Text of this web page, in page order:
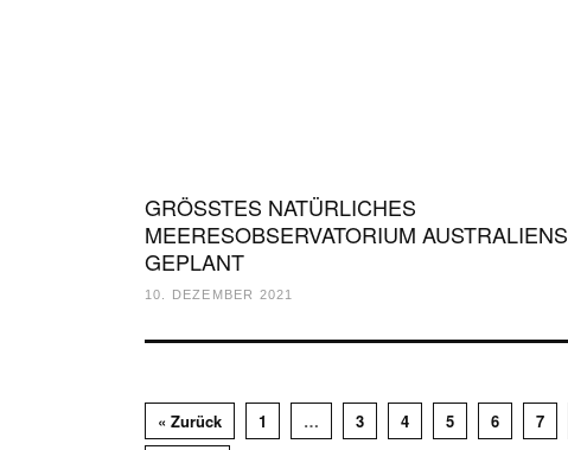
GRÖSSTES NATÜRLICHES
MEERESOBSERVATORIUM AUSTRALIENS
GEPLANT
10. DEZEMBER 2021
« Zurück 1 … 3 4 5 6 7